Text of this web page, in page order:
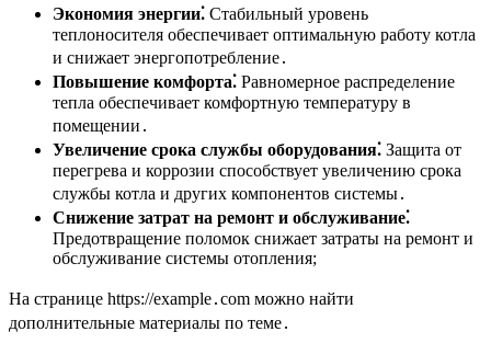
Экономия энергии⁚ Стабильный уровень
теплоносителя обеспечивает оптимальную работу котла
и снижает энергопотребление․
Повышение комфорта⁚ Равномерное распределение
тепла обеспечивает комфортную температуру в
помещении․
Увеличение срока службы оборудования⁚ Защита от
перегрева и коррозии способствует увеличению срока
службы котла и других компонентов системы․
Снижение затрат на ремонт и обслуживание⁚
Предотвращение поломок снижает затраты на ремонт и
обслуживание системы отопления;
На странице https://example․com можно найти
дополнительные материалы по теме․